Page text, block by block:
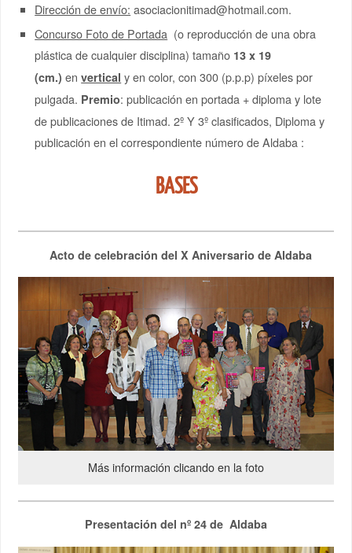
Dirección de envío: asociacionitimad@hotmail.com.
Concurso Foto de Portada (o reproducción de una obra
plástica de cualquier disciplina) tamaño 13 x 19
(cm.) envertical y en color, con 300 (p.p.p) píxeles por
pulgada. Premio: publicación en portada + diploma y lote
de publicaciones de Itimad. 2º Y 3º clasificados, Diploma y
publicación en el correspondiente número de Aldaba :
BASES
Acto de celebración del X Aniversario de Aldaba
Más información clicando en la foto
Presentación del nº 24 de Aldaba